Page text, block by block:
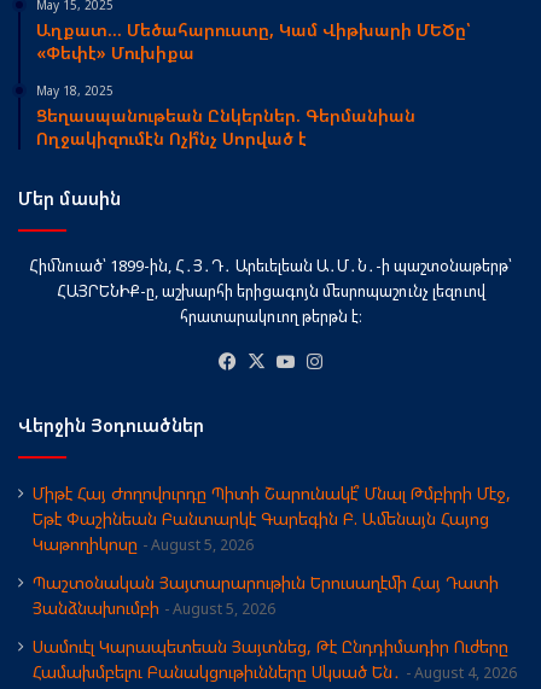
May 15, 2025
Աղքատ… Մեծահարուստը, Կամ Վիթխարի ՄԵԾը՝
«Փեփէ» Մուխիքա
May 18, 2025
Ցեղասպանութեան Ընկերներ. Գերմանիան
Ողջակիզումէն Ոչի՞նչ Սորված է
Մեր մասին
Հիմնուած՝ 1899-ին, Հ․Յ․Դ․ Արեւելեան Ա․Մ․Ն․-ի պաշտօնաթերթ՝
ՀԱՅՐԵՆԻՔ-ը, աշխարհի երիցագոյն մեսրոպաշունչ լեզուով
հրատարակուող թերթն է։
Facebook
X YouTube
Վերջին Յօդուածներ
Միթէ Հայ Ժողովուրդը Պիտի Շարունակէ՞ Մնալ Թմբիրի Մէջ,
Եթէ Փաշինեան Բանտարկէ Գարեգին Բ. Ամենայն Հայոց
Կաթողիկոսը
August 5, 2026
Պաշտօնական Յայտարարութիւն Երուսաղէմի Հայ Դատի
Յանձնախումբի
August 5, 2026
Սամուէլ Կարապետեան Յայտնեց, Թէ Ընդդիմադիր Ուժերը
Համախմբելու Բանակցութիւնները Սկսած Են․
August 4, 2026